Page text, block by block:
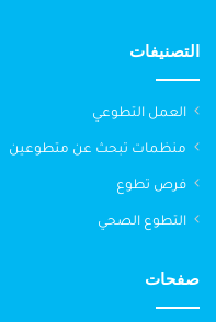
التصنيفات
العمل التطوعي
منظمات تبحث عن متطوعين
فرص تطوع
التطوع الصحي
صفحات